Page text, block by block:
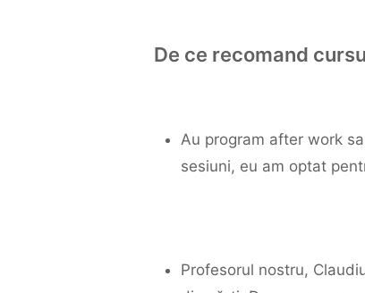
De ce recomand
Au program after work
sesiuni, eu am optat
Profesorul nostru,